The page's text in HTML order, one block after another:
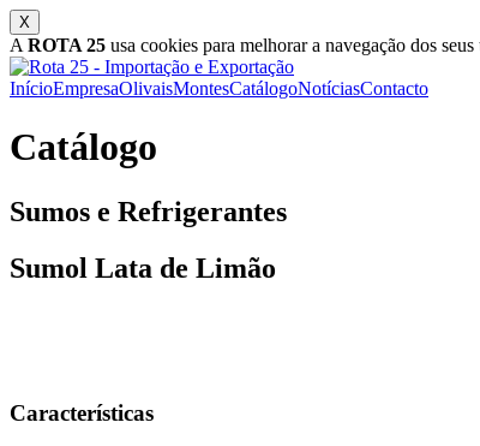
A ROTA 25 usa cookies para melhorar a navegação dos
InícioEmpresaOlivaisMontesCatálogoNotíciasContacto
Catálogo
Sumos e Refrigerantes
Sumol Lata de Limão
Características